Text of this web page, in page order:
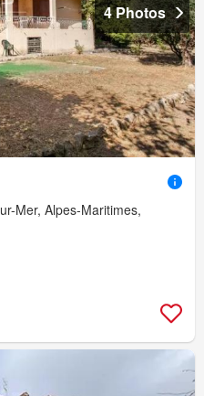
4 Photos
Mer, Alpes-Maritimes,